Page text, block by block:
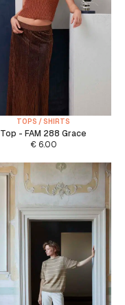
TOPS / SHIRTS
Top - FAM 288 Grace
€6.00